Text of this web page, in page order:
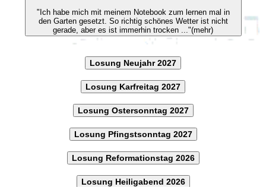
"Ich habe mich mit meinem Notebook zum lernen mal in
den Garten gesetzt. So richtig schönes Wetter ist nicht
gerade, aber es ist immerhin trocken ..."(mehr)
Losung Neujahr 2027
Losung Karfreitag 2027
Losung Ostersonntag 2027
Losung Pfingstsonntag 2027
Losung Reformationstag 2026
Losung Heiligabend 2026